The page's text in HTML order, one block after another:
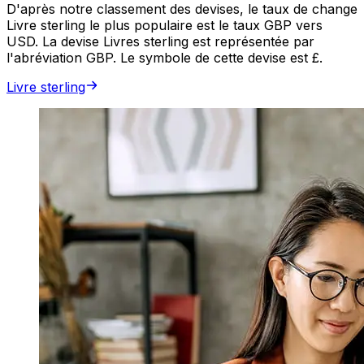
D'après notre classement des devises, le taux de change
Livre sterling le plus populaire est le taux GBP vers
USD. La devise Livres sterling est représentée par
l'abréviation GBP. Le symbole de cette devise est £.
Livre sterling